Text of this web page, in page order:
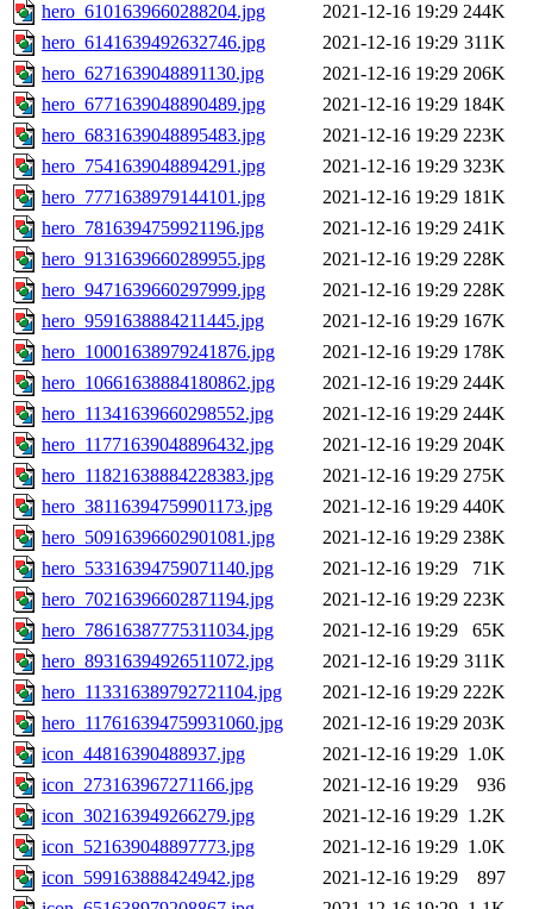
hero_6101639660288204.jpg
2021-12-16 19:29 244K
hero_6141639492632746.jpg
2021-12-16 19:29 311K
hero_6271639048891130.jpg
2021-12-16 19:29 206K
hero_6771639048890489.jpg
2021-12-16 19:29 184K
hero_6831639048895483.jpg
2021-12-16 19:29 223K
hero_7541639048894291.jpg
2021-12-16 19:29 323K
hero_7771638979144101.jpg
2021-12-16 19:29 181K
hero_7816394759921196.jpg
2021-12-16 19:29 241K
hero_9131639660289955.jpg
2021-12-16 19:29 228K
hero_9471639660297999.jpg
2021-12-16 19:29 228K
hero_9591638884211445.jpg
2021-12-16 19:29 167K
hero_10001638979241876.jpg
2021-12-16 19:29 178K
hero_10661638884180862.jpg
2021-12-16 19:29 244K
hero_11341639660298552.jpg
2021-12-16 19:29 244K
hero_11771639048896432.jpg
2021-12-16 19:29 204K
hero_11821638884228383.jpg
2021-12-16 19:29 275K
hero_38116394759901173.jpg
2021-12-16 19:29 440K
hero_50916396602901081.jpg
2021-12-16 19:29 238K
hero_53316394759071140.jpg
2021-12-16 19:29
71K
hero_70216396602871194.jpg
2021-12-16 19:29 223K
hero_78616387775311034.jpg
2021-12-16 19:29
65K
hero_89316394926511072.jpg
2021-12-16 19:29 311K
hero_113316389792721104.jpg
2021-12-16 19:29 222K
hero_117616394759931060.jpg
2021-12-16 19:29 203K
icon_44816390488937.jpg
2021-12-16 19:29 1.0K
icon_273163967271166.jpg
2021-12-16 19:29
936
icon_302163949266279.jpg
2021-12-16 19:29 1.2K
icon_521639048897773.jpg
2021-12-16 19:29 1.0K
icon_599163888424942.jpg
2021-12-16 19:29
897